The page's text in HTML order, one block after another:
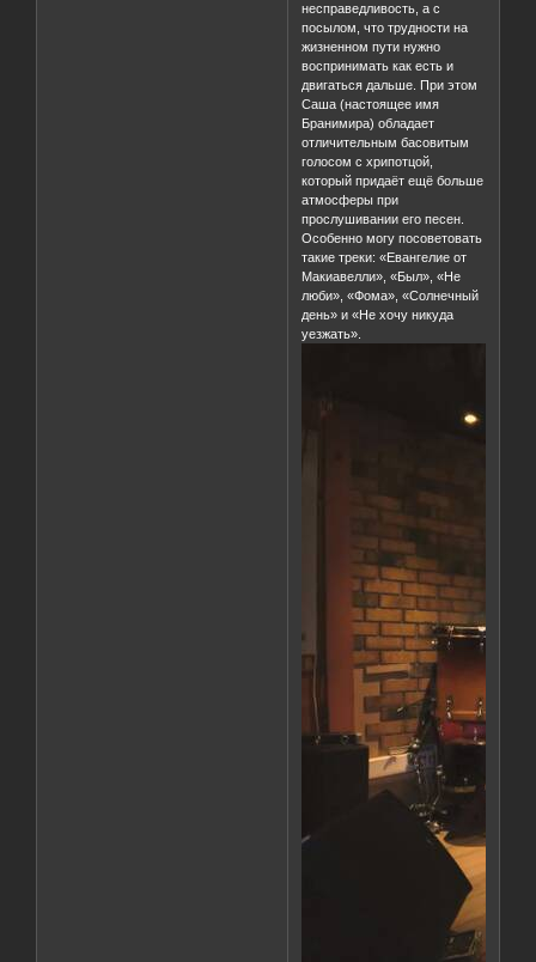
несправедливость, а с
посылом, что трудности на
жизненном пути нужно
воспринимать как есть и
двигаться дальше. При этом
Саша (настоящее имя
Бранимира) обладает
отличительным басовитым
голосом с хрипотцой,
который придаёт ещё больше
атмосферы при
прослушивании его песен.
Особенно могу посоветовать
такие треки: «Евангелие от
Макиавелли», «Был», «Не
люби», «Фома», «Солнечный
день» и «Не хочу никуда
уезжать».